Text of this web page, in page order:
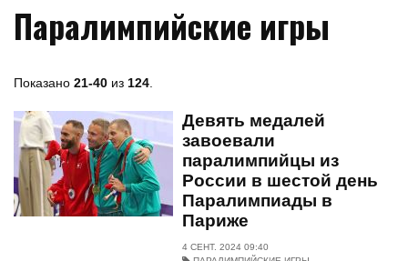
Паралимпийские игры
Показано 21-40 из 124
Девять медалей
завоевали
паралимпийцы из
России в шестой день
Паралимпиады в
Париже
4 СЕНТ. 2024 09:40